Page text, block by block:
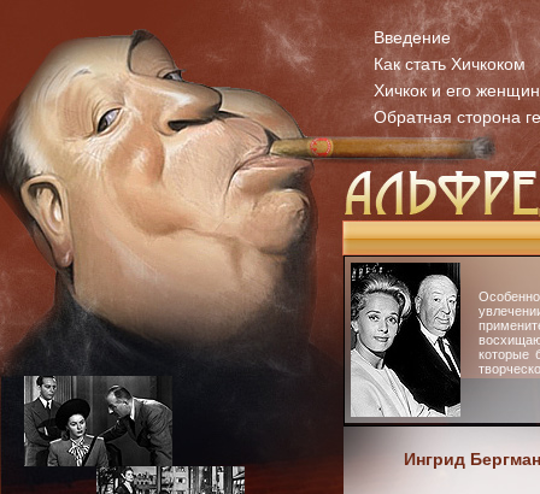
Введение
Как стать Хичкоком
Хичкок и его
Обратная сторона
которые
Ингрид Бергман